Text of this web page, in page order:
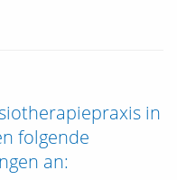
in
folgende
an: